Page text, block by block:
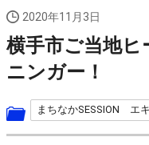
2020年11月3日
横手市ご当地
ニンガー！
まちなかSESSION エ